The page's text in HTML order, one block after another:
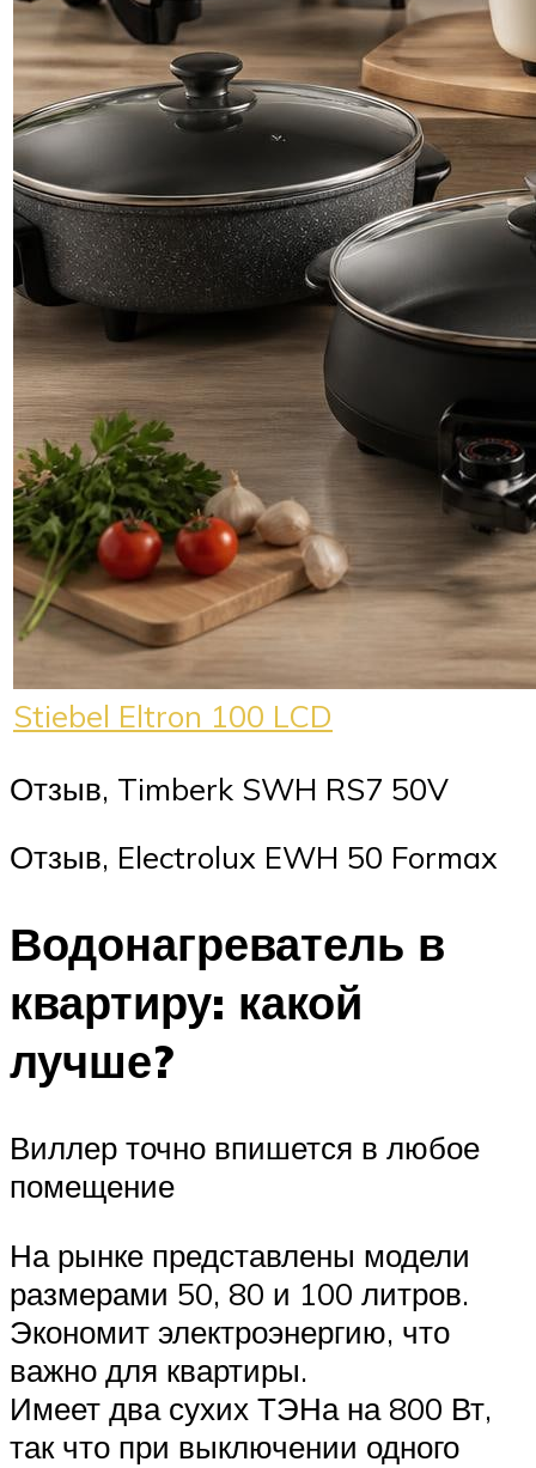
Stiebel Eltron 100 LCD
Отзыв, Timberk SWH RS7 50V
Отзыв, Electrolux EWH 50 Formax
Водонагреватель в
квартиру: какой
лучше?
Виллер точно впишется в любое
помещение
На рынке представлены модели
размерами 50, 80 и 100 литров.
Экономит электроэнергию, что
важно для квартиры.
Имеет два сухих ТЭНа на 800 Вт,
так что при выключении одного